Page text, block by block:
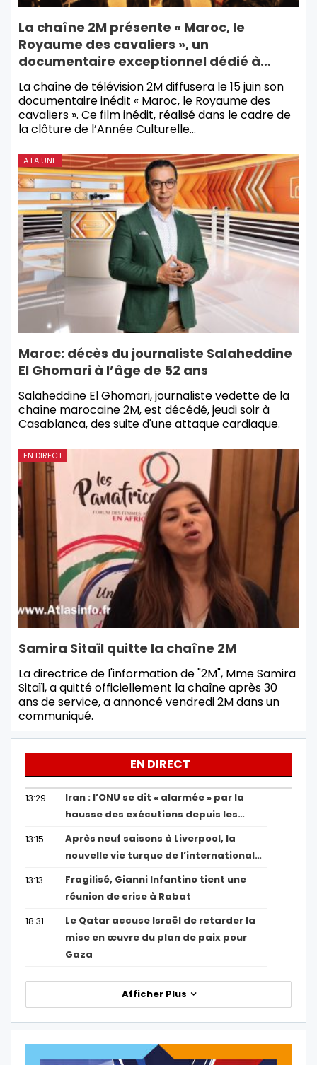
La chaîne 2M présente « Maroc, le
Royaume des cavaliers », un
documentaire exceptionnel dédié à…
La chaîne de télévision 2M diffusera le 15 juin son
documentaire inédit « Maroc, le Royaume des
cavaliers ». Ce film inédit, réalisé dans le cadre de
la clôture de l’Année Culturelle…
A LA UNE
Maroc: décès du journaliste Salaheddine
El Ghomari à l’âge de 52 ans
Salaheddine El Ghomari, journaliste vedette de la
chaîne marocaine 2M, est décédé, jeudi soir à
Casablanca, des suite d'une attaque cardiaque.
EN DIRECT
Samira Sitaïl quitte la chaîne 2M
La directrice de l'information de "2M", Mme Samira
Sitaïl, a quitté officiellement la chaîne après 30
ans de service, a annoncé vendredi 2M dans un
communiqué.
EN DIRECT
13:29
Iran : l’ONU se dit « alarmée » par la
hausse des exécutions depuis les…
13:15
Après neuf saisons à Liverpool, la
nouvelle vie turque de l’international…
13:13
Fragilisé, Gianni Infantino tient une
réunion de crise à Rabat
18:31
Le Qatar accuse Israël de retarder la
mise en œuvre du plan de paix pour
Gaza
Afficher Plus